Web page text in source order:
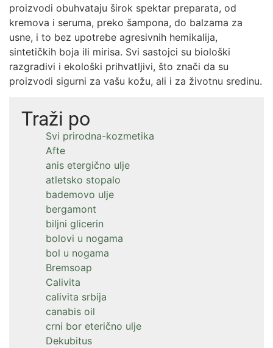
Traži po
Svi prirodna-kozmetika
Afte
anis etergično ulje
atletsko stopalo
bademovo ulje
bergamont
biljni glicerin
bolovi u nogama
bol u nogama
Bremsoap
Calivita
calivita srbija
canabis oil
crni bor eterično ulje
Dekubitus
proizvodi obuhvataju širok spektar preparata, od
kremova i seruma, preko šampona, do balzama za
usne, i to bez upotrebe agresivnih hemikalija,
sintetičkih boja ili mirisa. Svi sastojci su biološki
razgradivi i ekološki prihvatljivi, što znači da su
proizvodi sigurni za vašu kožu, ali i za životnu sredinu.